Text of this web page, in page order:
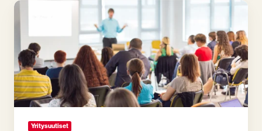
Presto
Alertum
osaksi
Prestoa
Yritysuutiset